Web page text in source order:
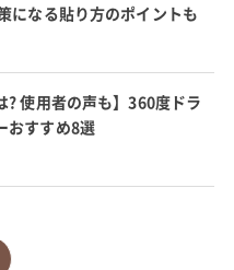
になる貼り方のポイントも
? 使用者の声も】360度ドラ
おすすめ8選